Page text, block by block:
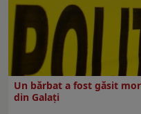
Un bărbat a fost găsit
din Galați